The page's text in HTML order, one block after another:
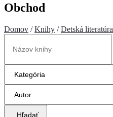
Obchod
Domov /Knihy /Detská literatúra
Hľadať